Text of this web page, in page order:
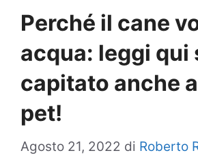
Perché il cane
acqua: leggi qui
capitato anche
pet!
Agosto 21, 2022 di Roberto